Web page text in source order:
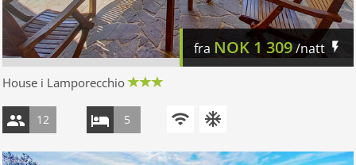
fra NOK 1 309/natt
House i Lamporecchio
12 5